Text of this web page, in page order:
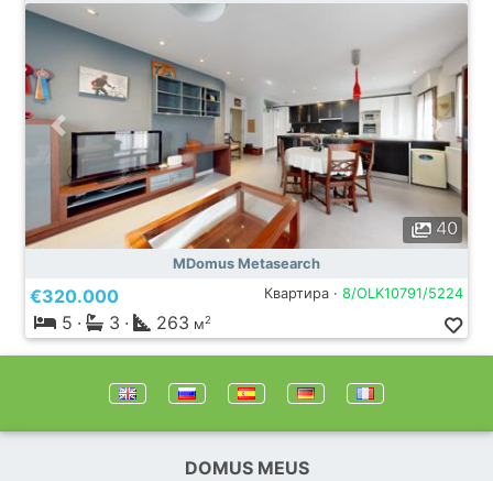
40
MDomus Metasearch
€320.000 Квартира · 8/OLK10791/5224
5 · 3 · 263 м2
DOMUS MEUS